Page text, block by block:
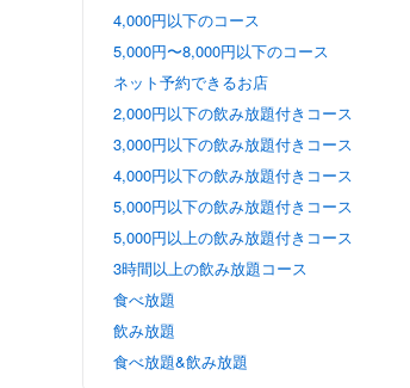
4,000円以下のコース
5,000円〜8,000円以下のコース
ネット予約できるお店
2,000円以下の飲み放題付きコース
3,000円以下の飲み放題付きコース
4,000円以下の飲み放題付きコース
5,000円以下の飲み放題付きコース
5,000円以上の飲み放題付きコース
3時間以上の飲み放題コース
食べ放題
飲み放題
食べ放題&飲み放題